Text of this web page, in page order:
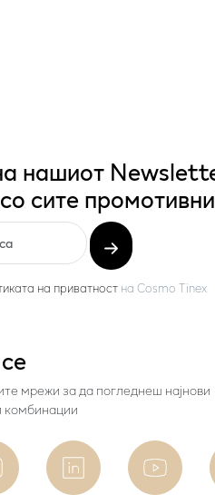
нашиот
сите
на приватност на Cosmo Tinex
мрежи за да погледнеш најнови
комбинации